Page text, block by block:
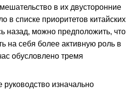
в их двусторонние
в списке приоритетов китайских
назад, можно предположить, что
на себя более активную роль в
обусловлено тремя
руководство изначально